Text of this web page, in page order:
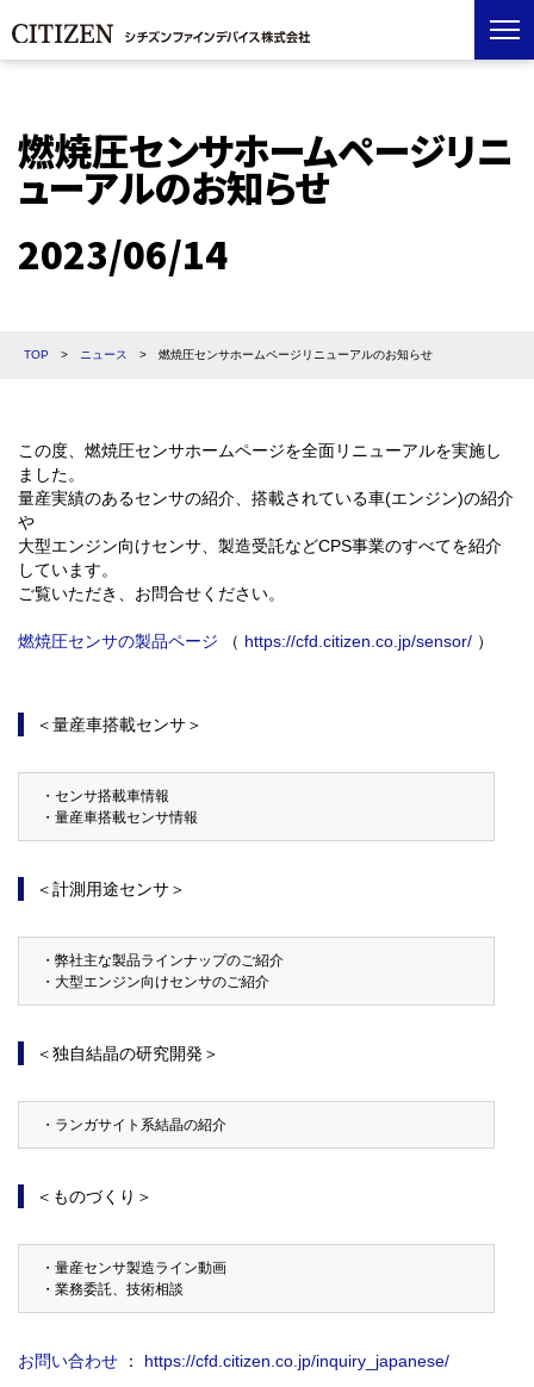
燃焼圧センサホームページリニ
ューアルのお知らせ
2023/06/14
TOP > ニュース > 燃焼圧センサホームページリニューアルのお知らせ
この度、燃焼圧センサホームページを全面リニューアルを実施し
ました。
量産実績のあるセンサの紹介、搭載されている車(エンジン)の紹介
や
大型エンジン向けセンサ、製造受託などCPS事業のすべてを紹介
しています。
ご覧いただき、お問合せください。
燃焼圧センサの製品ページ （ https://cfd.citizen.co.jp/sensor/ ）
＜量産車搭載センサ＞
・センサ搭載車情報
・量産車搭載センサ情報
＜計測用途センサ＞
・弊社主な製品ラインナップのご紹介
・大型エンジン向けセンサのご紹介
＜独自結晶の研究開発＞
・ランガサイト系結晶の紹介
＜ものづくり＞
・量産センサ製造ライン動画
・業務委託、技術相談
お問い合わせ ： https://cfd.citizen.co.jp/inquiry_japanese/